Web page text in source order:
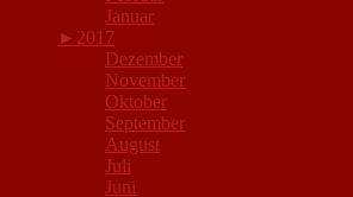
Januar
► 2017
Dezember
November
Oktober
September
August
Juli
Juni